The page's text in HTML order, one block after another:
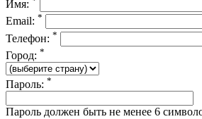
Имя:
Email: *
Телефон: *
Город: *
Пароль: *
Пароль должен быть не менее 6